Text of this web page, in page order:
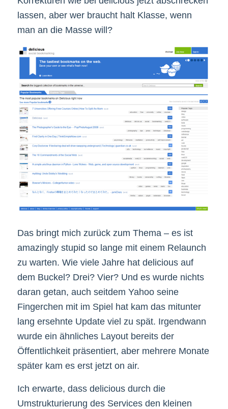
lassen, aber wer braucht halt Klasse, wenn
man an die Masse will?
Das bringt mich zurück zum Thema – es ist
amazingly stupid so lange mit einem Relaunch
zu warten. Wie viele Jahre hat delicious auf
dem Buckel? Drei? Vier? Und es wurde nichts
daran getan, auch seitdem Yahoo seine
Fingerchen mit im Spiel hat kam das mitunter
lang ersehnte Update viel zu spät. Irgendwann
wurde ein ähnliches Layout bereits der
Öffentlichkeit präsentiert, aber mehrere Monate
später kam es erst jetzt on air.
Ich erwarte, dass delicious durch die
Umstrukturierung des Services den kleinen